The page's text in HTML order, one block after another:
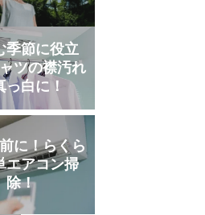
季節に役立
ツの襟汚れ
っ白に！
に！らくら
エアコン掃
除！